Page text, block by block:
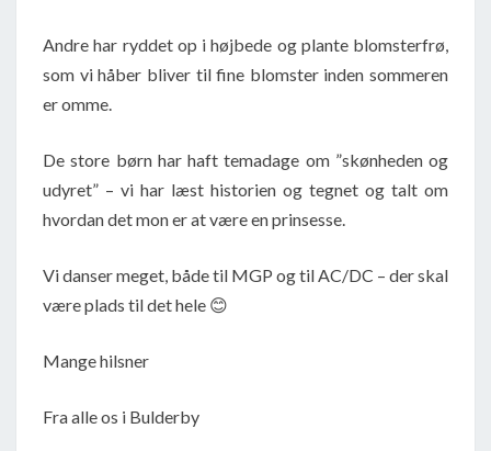
Andre har ryddet op i højbede og plante blomsterfrø,
som vi håber bliver til fine blomster inden sommeren
er omme.
De store børn har haft temadage om ”skønheden og
udyret” – vi har læst historien og tegnet og talt om
hvordan det mon er at være en prinsesse.
Vi danser meget, både til MGP og til AC/DC – der skal
være plads til det hele 😊
Mange hilsner
Fra alle os i Bulderby